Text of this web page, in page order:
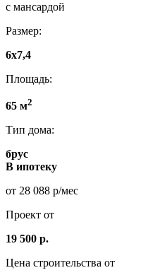
с мансардой
Размер:
6х7,4
Площадь:
65 м2
Тип дома:
брус
В ипотеку
от 28 088 р/мес
Проект от
19 500 р.
Цена строительства от